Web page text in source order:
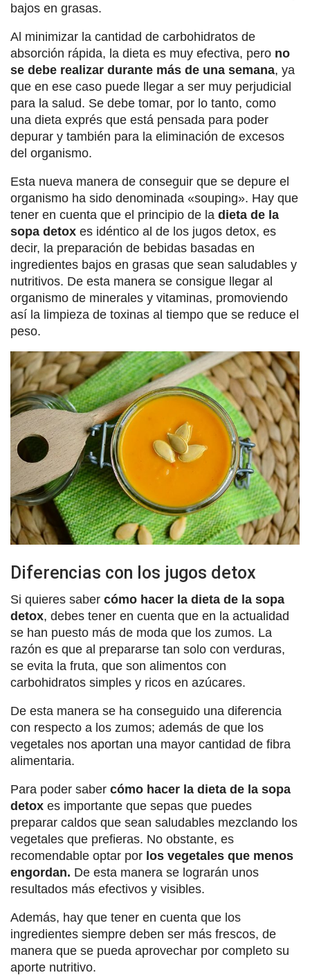
bajos en grasas.
Al minimizar la cantidad de carbohidratos de
absorción rápida, la dieta es muy efectiva, pero no
se debe realizar durante más de una semana, ya
que en ese caso puede llegar a ser muy perjudicial
para la salud. Se debe tomar, por lo tanto, como
una dieta exprés que está pensada para poder
depurar y también para la eliminación de excesos
del organismo.
Esta nueva manera de conseguir que se depure el
organismo ha sido denominada «souping». Hay que
tener en cuenta que el principio de la dieta de la
sopa detox es idéntico al de los jugos detox, es
decir, la preparación de bebidas basadas en
ingredientes bajos en grasas que sean saludables y
nutritivos. De esta manera se consigue llegar al
organismo de minerales y vitaminas, promoviendo
así la limpieza de toxinas al tiempo que se reduce el
peso.
Diferencias con los jugos detox
Si quieres saber cómo hacer la dieta de la sopa
detox, debes tener en cuenta que en la actualidad
se han puesto más de moda que los zumos. La
razón es que al prepararse tan solo con verduras,
se evita la fruta, que son alimentos con
carbohidratos simples y ricos en azúcares.
De esta manera se ha conseguido una diferencia
con respecto a los zumos; además de que los
vegetales nos aportan una mayor cantidad de fibra
alimentaria.
Para poder saber cómo hacer la dieta de la sopa
detox es importante que sepas que puedes
preparar caldos que sean saludables mezclando los
vegetales que prefieras. No obstante, es
recomendable optar por los vegetales que menos
engordan. De esta manera se lograrán unos
resultados más efectivos y visibles.
Además, hay que tener en cuenta que los
ingredientes siempre deben ser más frescos, de
manera que se pueda aprovechar por completo su
aporte nutritivo.